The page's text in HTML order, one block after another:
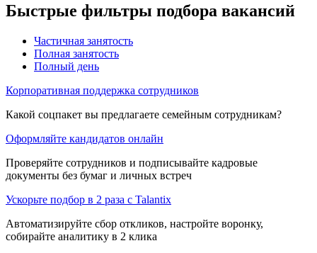
Быстрые фильтры подбора вакансий
Частичная занятость
Полная занятость
Полный день
Корпоративная поддержка сотрудников
Какой соцпакет вы предлагаете семейным сотрудникам?
Оформляйте кандидатов онлайн
Проверяйте сотрудников и подписывайте кадровые
документы без бумаг и личных встреч
Ускорьте подбор в 2 раза с Talantix
Автоматизируйте сбор откликов, настройте воронку,
собирайте аналитику в 2 клика